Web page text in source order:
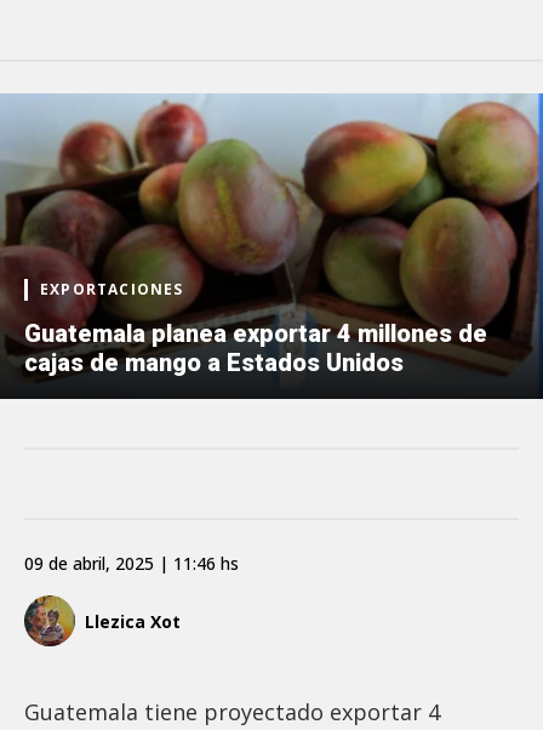
EXPORTACIONES
Guatemala planea exportar 4 millones de
cajas de mango a Estados Unidos
Llezica Xot
09 de abril, 2025 | 11:46 hs
Guatemala tiene proyectado exportar 4